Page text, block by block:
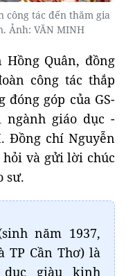
công tác đến thăm gia
Ảnh: VĂN MINH
Hồng Quân, đồng
công tác thắp
góp của GS-
ngành giáo dục -
Đồng chí Nguyễn
và gửi lời chúc
sư.
năm 1937,
TP Cần Thơ) là
giàu kinh